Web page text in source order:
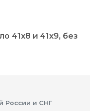
41х8 и 41х9, без
России и СНГ